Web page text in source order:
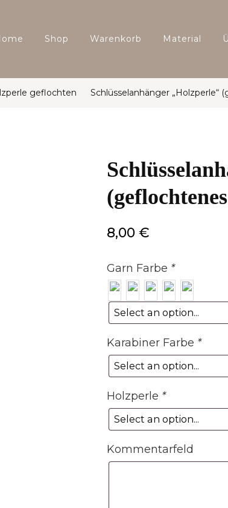
Shop Warenkorb Material
geflochten Schlüsselanhänger „Holzperle“
8,00€
Garn Farbe *
Karabiner Farbe *
Holzperle *
Kommentarfeld